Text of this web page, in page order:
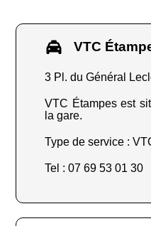
VTC
3 Pl. du Général
VTC Étampes est
la gare.
Type de service :
Tel : 07 69 53 01 30